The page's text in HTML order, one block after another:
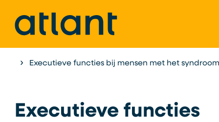
Home Atlant als Expertisecentrum Onderzoek
Executieve functies bij mensen met het
Executieve functies